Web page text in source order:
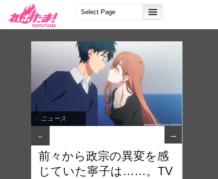
ニュース
← →
前々から政宗の異変を感
じていた寧子は……。TV